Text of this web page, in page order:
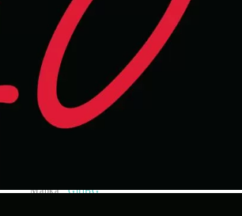
Марка: GiftBG